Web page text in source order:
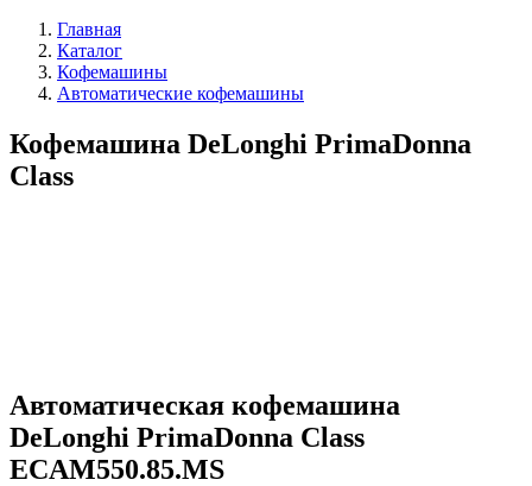
Главная
Каталог
Кофемашины
Автоматические кофемашины
Кофемашина DeLonghi PrimaDonna
Class
Автоматическая кофемашина
DeLonghi PrimaDonna Class
ECAM550.85.MS